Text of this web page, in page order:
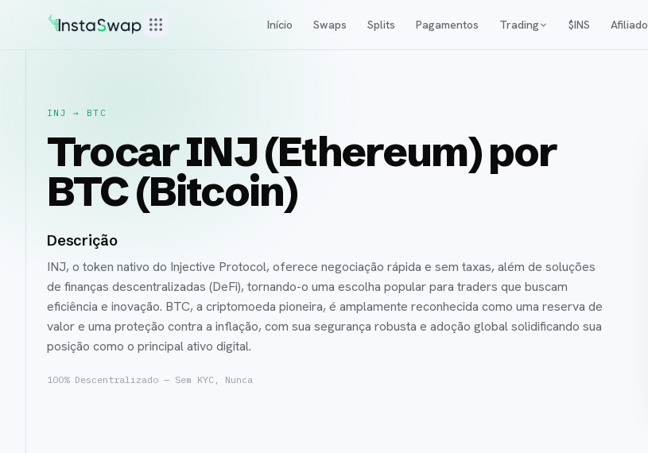
Início Swaps Splits Pagamentos Trading $INS Afiliado
INJ → BTC
Trocar INJ (Ethereum) por
BTC (Bitcoin)
Descrição
INJ, o token nativo do Injective Protocol, oferece negociação rápida e sem taxas, além de soluções
de finanças descentralizadas (DeFi), tornando-o uma escolha popular para traders que buscam
eficiência e inovação. BTC, a criptomoeda pioneira, é amplamente reconhecida como uma reserva de
valor e uma proteção contra a inflação, com sua segurança robusta e adoção global solidificando sua
posição como o principal ativo digital.
100% Descentralizado — Sem KYC, Nunca